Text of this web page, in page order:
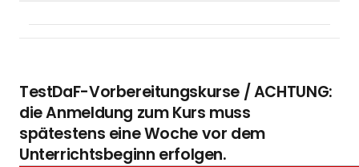
TestDaF-Vorbereitungskurse / ACHTUNG:
die Anmeldung zum Kurs muss
spätestens eine Woche vor dem
Unterrichtsbeginn erfolgen.